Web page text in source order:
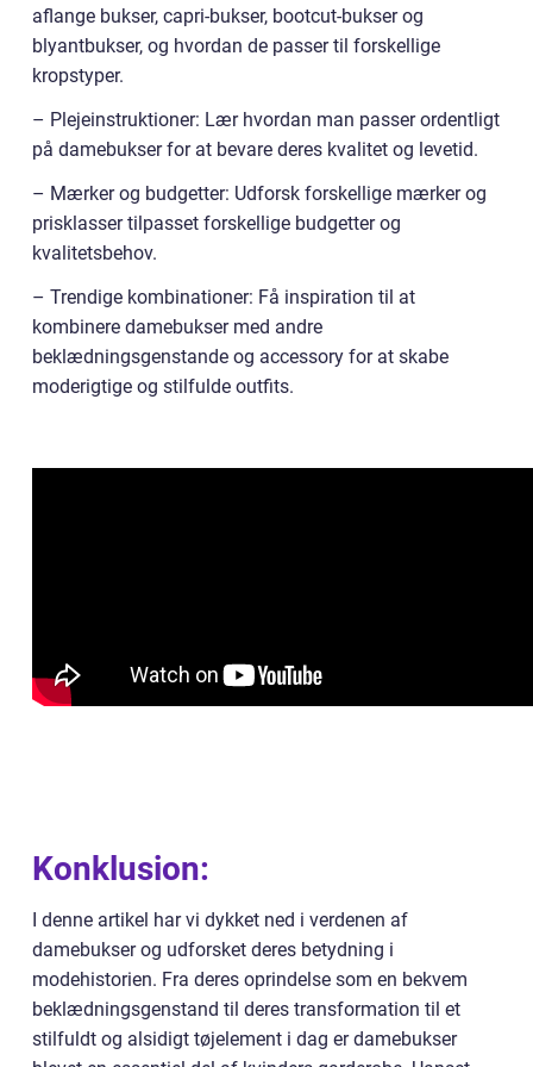
aflange bukser, capri-bukser, bootcut-bukser og
blyantbukser, og hvordan de passer til forskellige
kropstyper.
– Plejeinstruktioner: Lær hvordan man passer ordentligt
på damebukser for at bevare deres kvalitet og levetid.
– Mærker og budgetter: Udforsk forskellige mærker og
prisklasser tilpasset forskellige budgetter og
kvalitetsbehov.
– Trendige kombinationer: Få inspiration til at
kombinere damebukser med andre
beklædningsgenstande og accessory for at skabe
moderigtige og stilfulde outfits.
Konklusion:
I denne artikel har vi dykket ned i verdenen af
damebukser og udforsket deres betydning i
modehistorien. Fra deres oprindelse som en bekvem
beklædningsgenstand til deres transformation til et
stilfuldt og alsidigt tøjelement i dag er damebukser